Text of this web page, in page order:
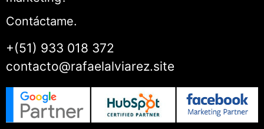
Contáctame.
+(51) 933 018 372
contacto@rafaelalviarez.site